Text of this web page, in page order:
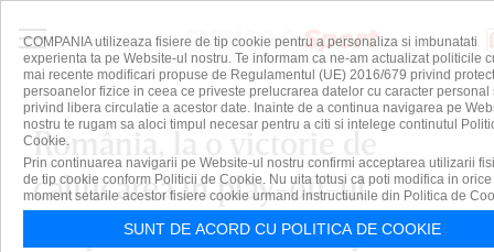
România, la o victorie de
calificarea în play-off-ul
Grupei Mondiale I a Cupei
COMPANIA utilizeaza fisiere de tip cookie pentru a personaliza si imbunatati
experienta ta pe Website-ul nostru. Te informam ca ne-am actualizat politicile
mai recente modificari propuse de Regulamentul (UE) 2016/679 privind
persoanelor fizice in ceea ce priveste prelucrarea datelor cu caracter personal
privind libera circulatie a acestor date. Inainte de a continua navigarea pe
nostru te rugam sa aloci timpul necesar pentru a citi si intelege continutul
Cookie.
Prin continuarea navigarii pe Website-ul nostru confirmi acceptarea utilizarii
de tip cookie conform Politicii de Cookie. Nu uita totusi ca poti modifica in orice
moment setarile acestor fisiere cookie urmand instructiunile din Politica de
SUNT DE ACORD CU POLITICA DE COOKIE